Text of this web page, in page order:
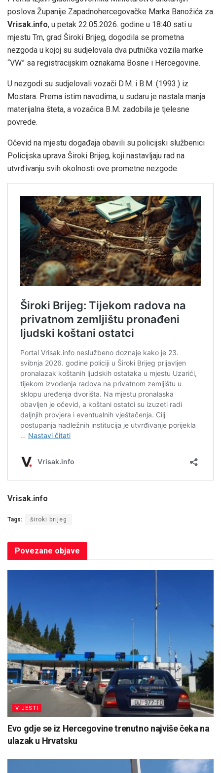
poslova Županije Zapadnohercegovačke Marka Banožića za
Vrisak.info, u petak 22.05.2026. godine u 18:40 sati u
mjestu Trn, grad Široki Brijeg, dogodila se prometna
nezgoda u kojoj su sudjelovala dva putnička vozila marke
“VW” sa registracijskim oznakama Bosne i Hercegovine.
U nezgodi su sudjelovali vozači D.M. i B.M. (1993.) iz
Mostara. Prema istim navodima, u sudaru je nastala manja
materijalna šteta, a vozačica B.M. zadobila je tjelesne
povrede.
Očevid na mjestu događaja obavili su policijski službenici
Policijska uprava Široki Brijeg, koji nastavljaju rad na
utvrđivanju svih okolnosti ove prometne nezgode.
Vrisak.info
Tags: široki brijeg
Povezane objave
VIJESTI
Evo gdje se iz Hercegovine trenutno najviše čeka na
ulazak u Hrvatsku